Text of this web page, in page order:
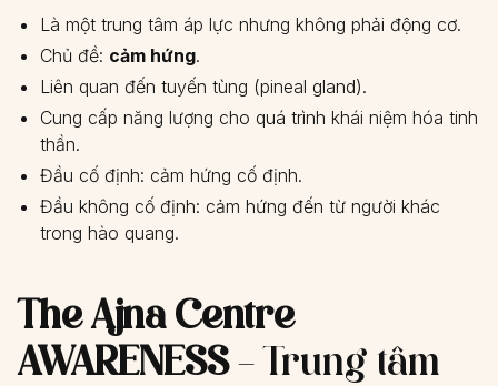
Là một trung tâm áp lực nhưng không phải động cơ.
Chủ đề: cảm hứng.
Liên quan đến tuyến tùng (pineal gland).
Cung cấp năng lượng cho quá trình khái niệm hóa tinh
thần.
Đầu cố định: cảm hứng cố định.
Đầu không cố định: cảm hứng đến từ người khác
trong hào quang.
The Ajna Centre
AWARENESS– Trung tâm